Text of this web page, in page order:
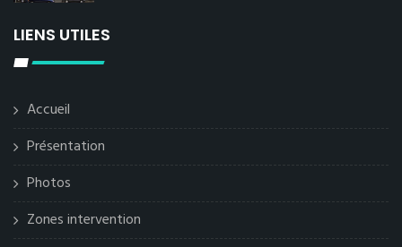
LIENS UTILES
Accueil
Présentation
Photos
Zones intervention